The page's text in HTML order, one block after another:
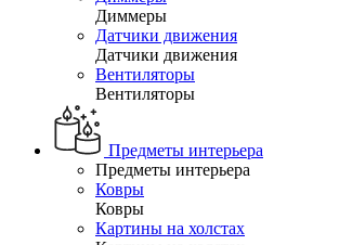
Диммеры
Датчики движения
Датчики движения
Вентиляторы
Вентиляторы
Предметы интерьера
Предметы интерьера
Ковры
Ковры
Картины на холстах